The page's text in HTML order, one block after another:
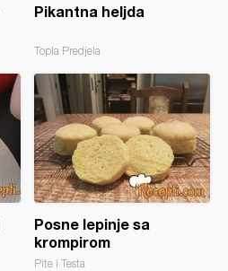
Pikantna heljda
Topla Predjela
Posne lepinje sa
krompirom
Pite i Testa